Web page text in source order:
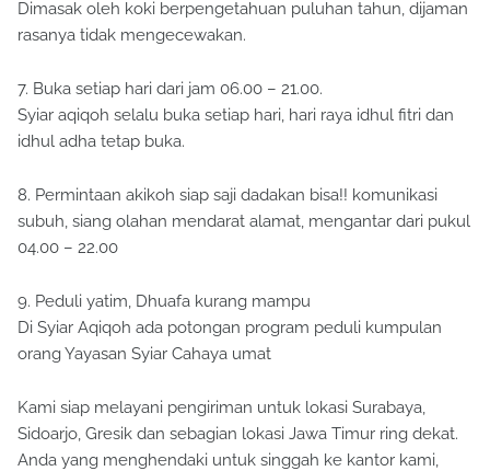
Dimasak oleh koki berpengetahuan puluhan tahun, dijaman
rasanya tidak mengecewakan.
7. Buka setiap hari dari jam 06.00 – 21.00.
Syiar aqiqoh selalu buka setiap hari, hari raya idhul fitri dan
idhul adha tetap buka.
8. Permintaan akikoh siap saji dadakan bisa!! komunikasi
subuh, siang olahan mendarat alamat, mengantar dari pukul
04.00 – 22.00
9. Peduli yatim, Dhuafa kurang mampu
Di Syiar Aqiqoh ada potongan program peduli kumpulan
orang Yayasan Syiar Cahaya umat
Kami siap melayani pengiriman untuk lokasi Surabaya,
Sidoarjo, Gresik dan sebagian lokasi Jawa Timur ring dekat.
Anda yang menghendaki untuk singgah ke kantor kami,